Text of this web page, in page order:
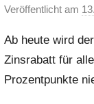
Veröffentlicht am
Ab heute wird
Zinsrabatt für
Prozentpunkte